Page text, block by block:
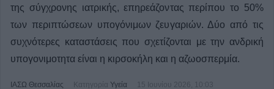
της σύγχρονης ιατρικής, επηρεάζοντας περίπου το 50%
των περιπτώσεων υπογόνιμων ζευγαριών. Δύο από τις
συχνότερες καταστάσεις που σχετίζονται με την ανδρική
υπογονιμοτητα είναι η κιρσοκήλη και η αζωοσπερμία.
ΙΑΣΩ Θεσσαλίας Κατηγορία Υγεία 15 Ιουνίου 2026, 10:03